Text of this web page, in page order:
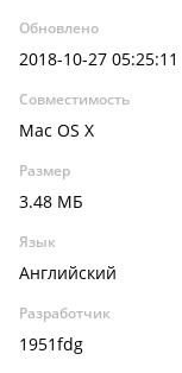
Обновлено
2018-10-27 05:25:11
Совместимость
Mac OS X
Размер
3.48 МБ
Язык
Английский
Разработчик
1951fdg